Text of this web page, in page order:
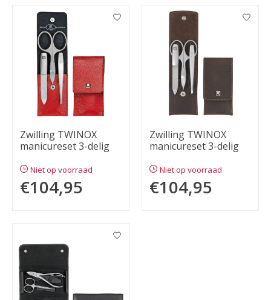
Zwilling TWINOX
manicureset 3-delig
Niet op voorraad
€104,95
Zwilling TWINOX
manicureset 3-delig
Niet op voorraad
€104,95